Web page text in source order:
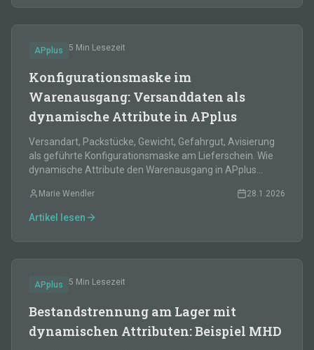
APplus 5 Min Lesezeit
Konfigurationsmaske im
Warenausgang: Versanddaten als
dynamische Attribute in APplus
Versandart, Packstücke, Gewicht, Gefahrgut, Avisierung
als geführte Konfigurationsmaske am Lieferschein. Wie
dynamische Attribute den Warenausgang in APplus
Marie Wendler 28.1.2026
Artikel lesen
APplus 5 Min Lesezeit
Bestandstrennung am Lager mit
dynamischen Attributen: Beispiel MHD